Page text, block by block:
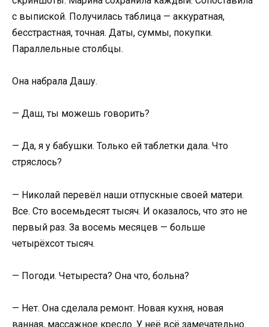
с выпиской. Получилась таблица — аккуратная,
бесстрастная, точная. Даты, суммы, покупки.
Параллельные столбцы.
Она набрала Дашу.
— Даш, ты можешь говорить?
— Да, я у бабушки. Только ей таблетки дала. Что
стряслось?
— Николай перевёл наши отпускные своей матери.
Все. Сто восемьдесят тысяч. И оказалось, что это не
первый раз. За восемь месяцев — больше
четырёхсот тысяч.
— Погоди. Четыреста? Она что, больна?
— Нет. Она сделала ремонт. Новая кухня, новая
ванная, массажное кресло. У неё всё замечательно.